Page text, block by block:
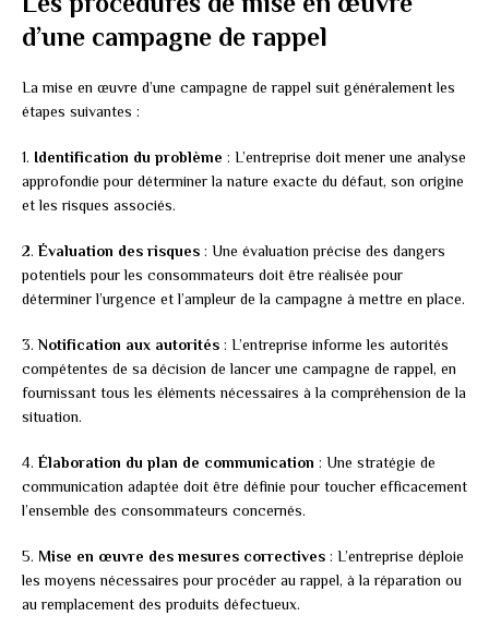
d’une campagne de rappel
La mise en œuvre d’une campagne de rappel suit généralement les
étapes suivantes :
1. Identification du problème : L’entreprise doit mener une analyse
approfondie pour déterminer la nature exacte du défaut, son origine
et les risques associés.
2. Évaluation des risques : Une évaluation précise des dangers
potentiels pour les consommateurs doit être réalisée pour
déterminer l’urgence et l’ampleur de la campagne à mettre en place.
3.Notification aux autorités : L’entreprise informe les autorités
compétentes de sa décision de lancer une campagne de rappel, en
fournissant tous les éléments nécessaires à la compréhension de la
situation.
4. Élaboration du plan de communication : Une stratégie de
communication adaptée doit être définie pour toucher efficacement
l’ensemble des consommateurs concernés.
5. Mise en œuvre des mesures correctives : L’entreprise déploie
les moyens nécessaires pour procéder au rappel, à la réparation ou
au remplacement des produits défectueux.